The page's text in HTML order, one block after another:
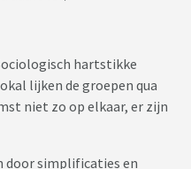
hartstikke
lijken de groepen qua
niet zo op elkaar, er zijn
door simplificaties en